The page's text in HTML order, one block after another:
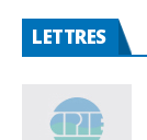
LETTRES